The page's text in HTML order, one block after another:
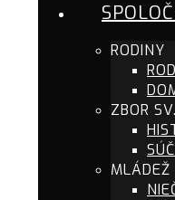
RODINY
ZBOR
MLÁDEŽ